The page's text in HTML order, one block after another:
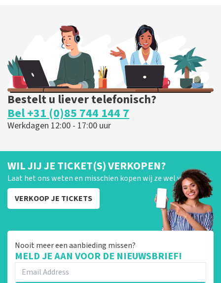
BESTEL NU
Bestelt u liever telefonisch?
Bel +31 (0)85 744 144 7
Werkdagen 12:00 - 17:00 uur
WIL JIJ JE TICKET(S) VERKOPEN?
Laat het ons weten en misschien kopen wij ze wel van je!
VERKOOP JE TICKETS
Nooit meer een aanbieding missen?
MELD JE AAN VOOR DE NIEUWSBRIEF!